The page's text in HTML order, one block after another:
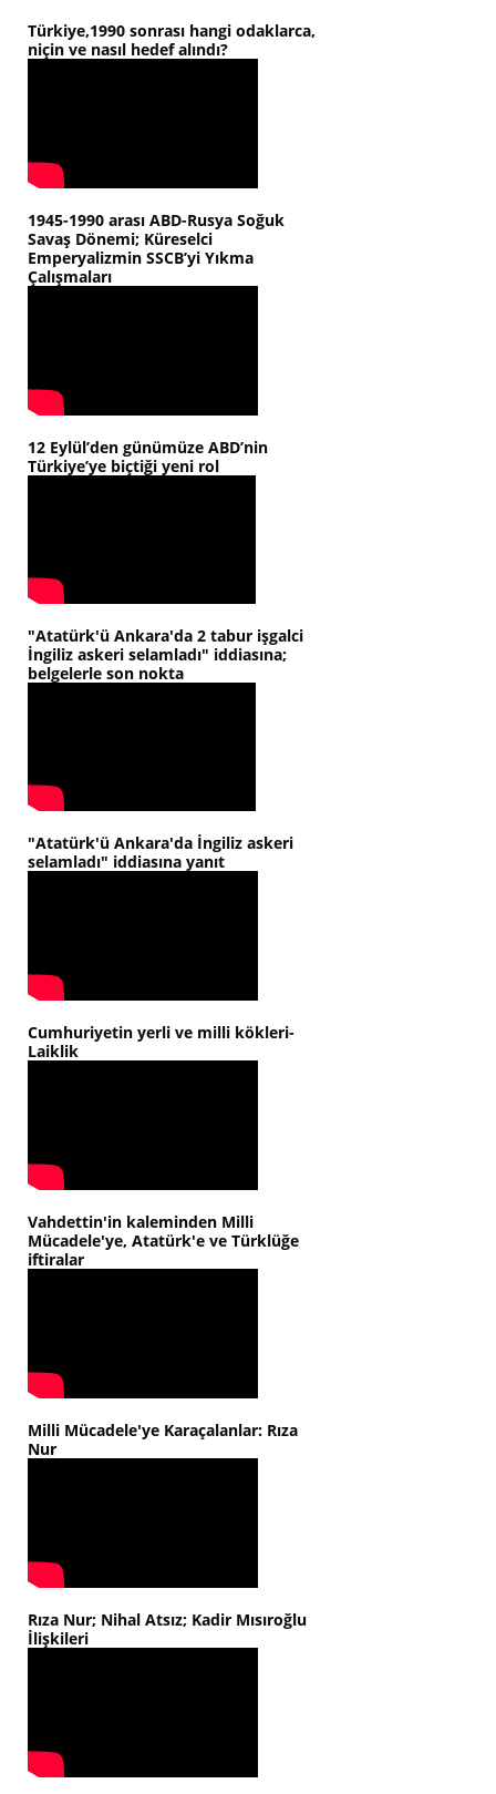
Türkiye,1990 sonrası hangi odaklarca,
niçin ve nasıl hedef alındı?
1945-1990 arası ABD-Rusya Soğuk
Savaş Dönemi; Küreselci
Emperyalizmin SSCB’yi Yıkma
Çalışmaları
12 Eylül’den günümüze ABD’nin
Türkiye’ye biçtiği yeni rol
"Atatürk'ü Ankara'da 2 tabur işgalci
İngiliz askeri selamladı" iddiasına;
belgelerle son nokta
"Atatürk'ü Ankara'da İngiliz askeri
selamladı" iddiasına yanıt
Cumhuriyetin yerli ve milli kökleri-
Laiklik
Vahdettin'in kaleminden Milli
Mücadele'ye, Atatürk'e ve Türklüğe
iftiralar
Milli Mücadele'ye Karaçalanlar: Rıza
Nur
Rıza Nur; Nihal Atsız; Kadir Mısıroğlu
İlişkileri